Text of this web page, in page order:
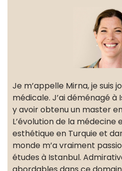
Je m’appelle Mirna, je suis
médicale. J’ai déménagé à
y avoir obtenu un master
L’évolution de la médecine
esthétique en Turquie et
monde m’a vraiment
études à Istanbul.